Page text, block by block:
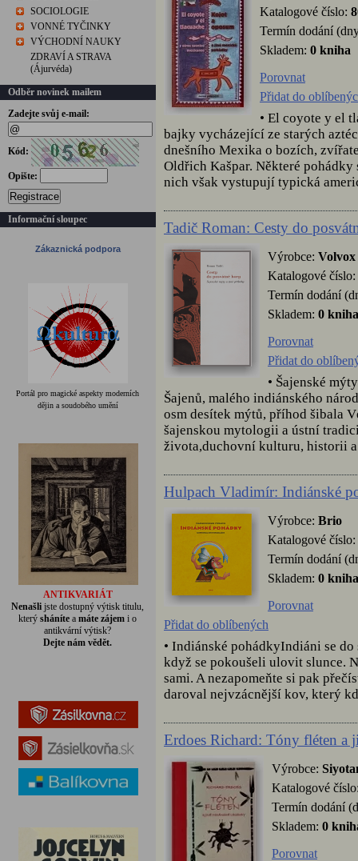
SOCIOLOGIE
VONNÉ TYČINKY
VÝCHODNÍ NAUKY
ZDRAVÍ A STRAVA
(Ájurvéda)
Odběr novinek mailem
Zadejte svůj e-mail:
Kód:
Opište:
Registrace
Informační sloupec
Zákaznická podpora
Portál pro magické aspekty moderních
dějin a soudobého umění
ANTIKVARIÁT
Nenašli jste dostupný výtisk titulu,
kterýsháníte amáte zájem i o
antikvární výtisk?
Dejte nám vědět.
Katalogové číslo:
Termín dodání
Skladem: 0 kniha
Porovnat
Přidat do
• El coyote y el
bajky vycházející ze starých
dnešního Mexika o bozích,
Oldřich Kašpar. Některé
nich však vystupují typická
Tadič Roman: Cesty do
Výrobce:
Katalogové číslo:
Termín dodání
Skladem: 0 kniha
Porovnat
Přidat do
• Šajenské
Šajenů, malého indiánského
osm desítek mýtů, příhod šibala
šajenskou mytologii a ústní
života,duchovní kulturu, historii a
Hulpach Vladimír: Indiánské
Výrobce: Brio
Katalogové číslo:
Termín dodání
Skladem: 0 kniha
Porovnat
Přidat do oblíbených
• Indiánské pohádkyIndiáni se
když se pokoušeli ulovit slunce.
sami. A nezapomeňte si pak
daroval nejvzácnější kov, který
Erdoes Richard: Tóny fléten a
Výrobce:
Katalogové
Termín dodání
Skladem: 0
Porovnat